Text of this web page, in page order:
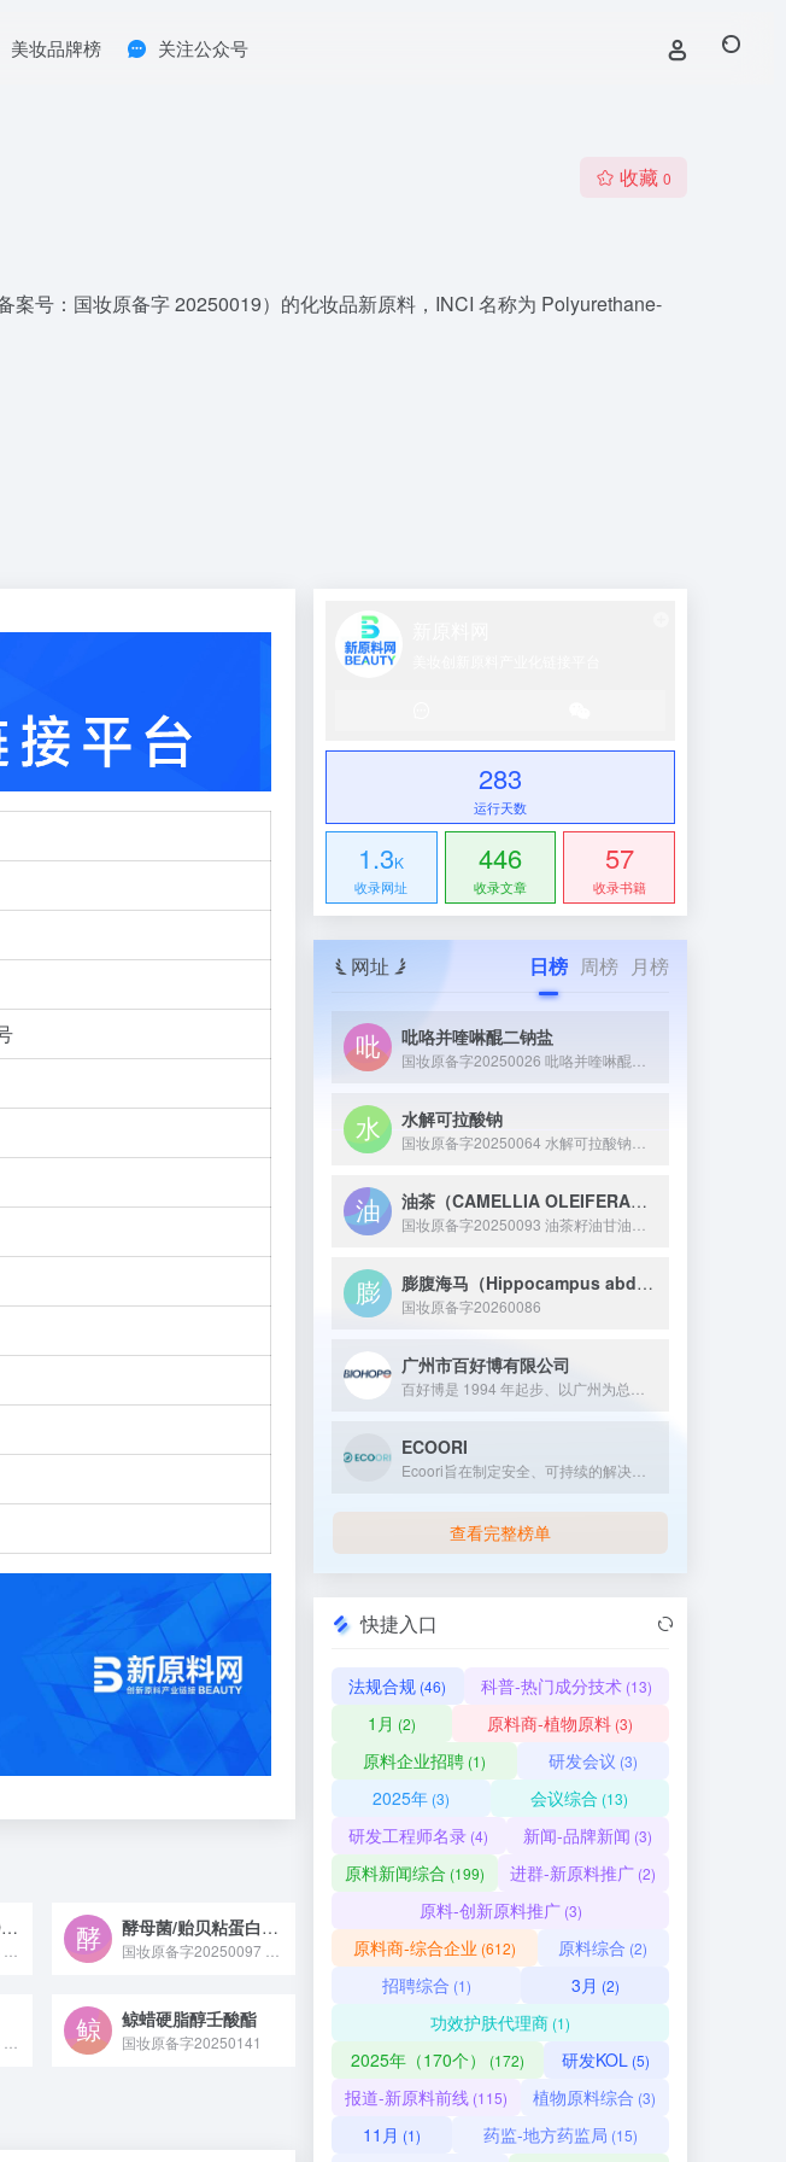
美妆品牌榜 关注公众号
收藏 0
号：国妆原备字 20250019）的化妆品新原料，INCI 名称为 Polyurethane-
黄蜀葵（ABELMOSCHUS MANIHOT）花提取物
国妆原备字20240064 黄蜀葵（ABELMOSCHUS MANIHOT）花提取物原料是从锦葵科黄蜀葵属植物的花中提取得到，富含黄酮、多糖等活性成分，具有保湿、舒缓及抗氧化特性，常用于化妆品、医药及保健食品领域作为功效性原料。
酵母菌/贻贝粘蛋白发酵溶胞产物滤液
国妆原备字20250097 酵母菌 / 贻贝粘蛋白发酵溶胞产物滤液是将酵母菌与贻贝粘蛋白通过发酵、溶胞处理后得到的活性原料，富含蛋白质、多糖等营养成分，兼具修护皮肤屏障、舒缓敏感不适的功效，常作为修护类核心成分应用于敏感肌护肤品中。
国妆原备字20250014 二羟基苯乙醇原料是一种具有酚羟基结构的有机化合物，可通过化学合成或从植物中提取制备，具备一定抗氧化性，常作为活性成分应用于化妆品或医药中间体领域。
鲸蜡硬脂醇壬酸酯
国妆原备字20250141
283
运行天数
1.3K
收录网址
446
收录文章
57
收录书籍
网址 日榜 周榜 月榜
吡咯并喹啉醌二钠盐
水解可拉酸钠
油茶（CAMELLIA OLEIFERA）籽油甘油二酯
膨腹海马（Hippocampus abdominalis）提取物
国妆原备字20260086
广州市百好博有限公司
ECOORI
查看完整榜单
快捷入口
法规合规 (46) 科普-热门成分技术(13)
1月 (2) 原料商-植物原料 (3)
原料企业招聘 (1) 研发会议 (3)
2025年(3) 会议综合 (13)
研发工程师名录 (4) 新闻-品牌新闻 (3)
原料新闻综合 (199) 进群-新原料推广 (2)
原料-创新原料推广(3)
原料商-综合企业 (612) 原料综合 (2)
招聘综合 (1) 3月 (2)
功效护肤代理商 (1)
2025年（170个） (172) 研发KOL (5)
报道-新原料前线(115) 植物原料综合 (3)
11月 (1) 药监-地方药监局 (15)